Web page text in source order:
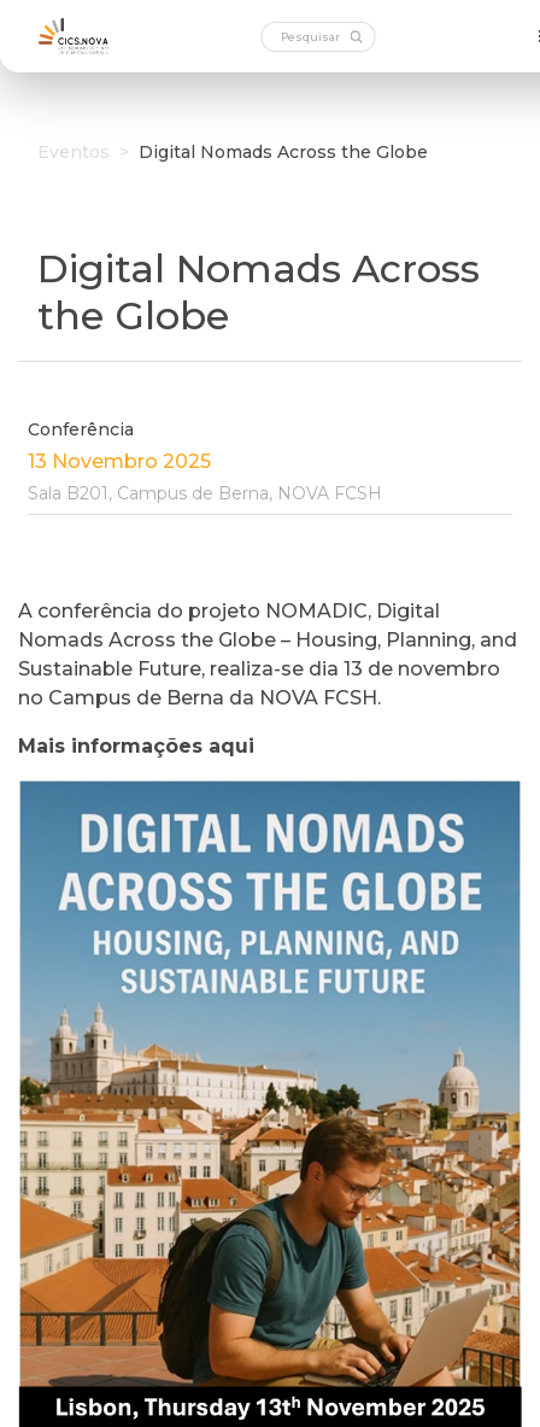
Eventos > Digital Nomads Across the Globe
Digital Nomads Across
the Globe
A conferência do projeto NOMADIC, Digital
Nomads Across the Globe – Housing, Planning, and
Sustainable Future, realiza-se dia 13 de novembro
no Campus de Berna da NOVA FCSH.
Mais informações aqui
Conferência
13 Novembro 2025
Sala B201, Campus de Berna, NOVA FCSH